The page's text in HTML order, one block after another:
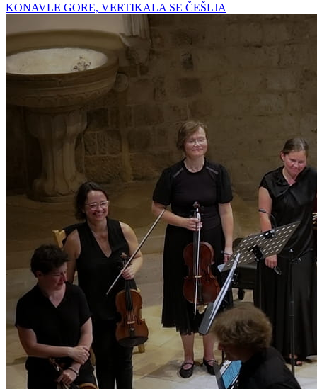
KONAVLE GORE, VERTIKALA SE ČEŠLJA